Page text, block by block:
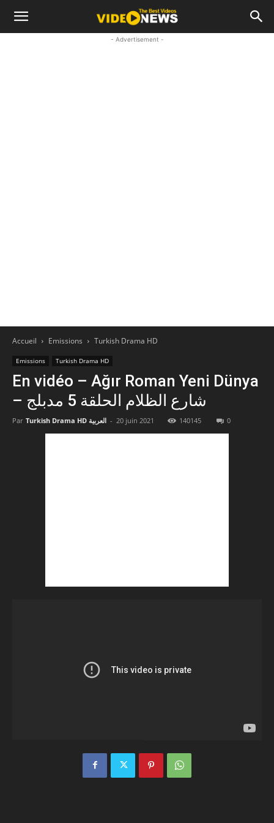
- Advertisement -
Accueil Emissions Turkish Drama HD
Emissions Turkish Drama HD
En vidéo – Ağır Roman Yeni Dünya
– شارع الظلام الحلقة 5 مدبلج
Par Turkish Drama HD العربية - 20 juin 2021 140145 0